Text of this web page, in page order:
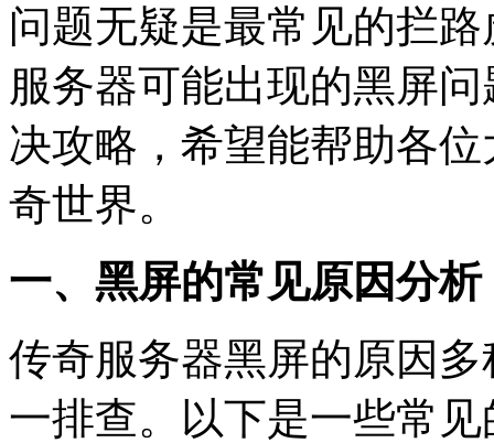
问题无疑是最常见的拦
服务器可能出现的黑屏
决攻略，希望能帮助各
奇世界。
一、黑屏的常见原因分析
传奇服务器黑屏的原因
一排查。以下是一些常